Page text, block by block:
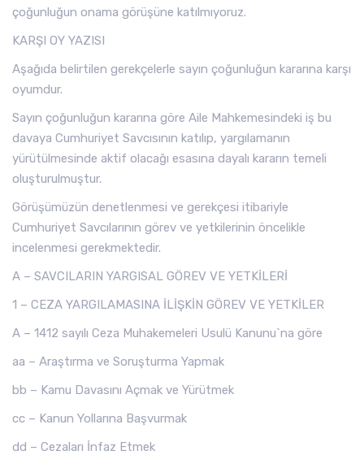
çoğunluğun onama görüşüne katılmıyoruz.
KARŞI OY YAZISI
Aşağıda belirtilen gerekçelerle sayın çoğunluğun kararına karşı
oyumdur.
Sayın çoğunluğun kararına göre Aile Mahkemesindeki iş bu
davaya Cumhuriyet Savcısının katılıp, yargılamanın
yürütülmesinde aktif olacağı esasına dayalı kararın temeli
oluşturulmuştur.
Görüşümüzün denetlenmesi ve gerekçesi itibariyle
Cumhuriyet Savcılarının görev ve yetkilerinin öncelikle
incelenmesi gerekmektedir.
A – SAVCILARIN YARGISAL GÖREV VE YETKİLERİ
1 – CEZA YARGILAMASINA İLİŞKİN GÖREV VE YETKİLER
A – 1412 sayılı Ceza Muhakemeleri Usulü Kanunu`na göre
aa – Araştırma ve Soruşturma Yapmak
bb – Kamu Davasını Açmak ve Yürütmek
cc – Kanun Yollarına Başvurmak
dd – Cezaları İnfaz Etmek